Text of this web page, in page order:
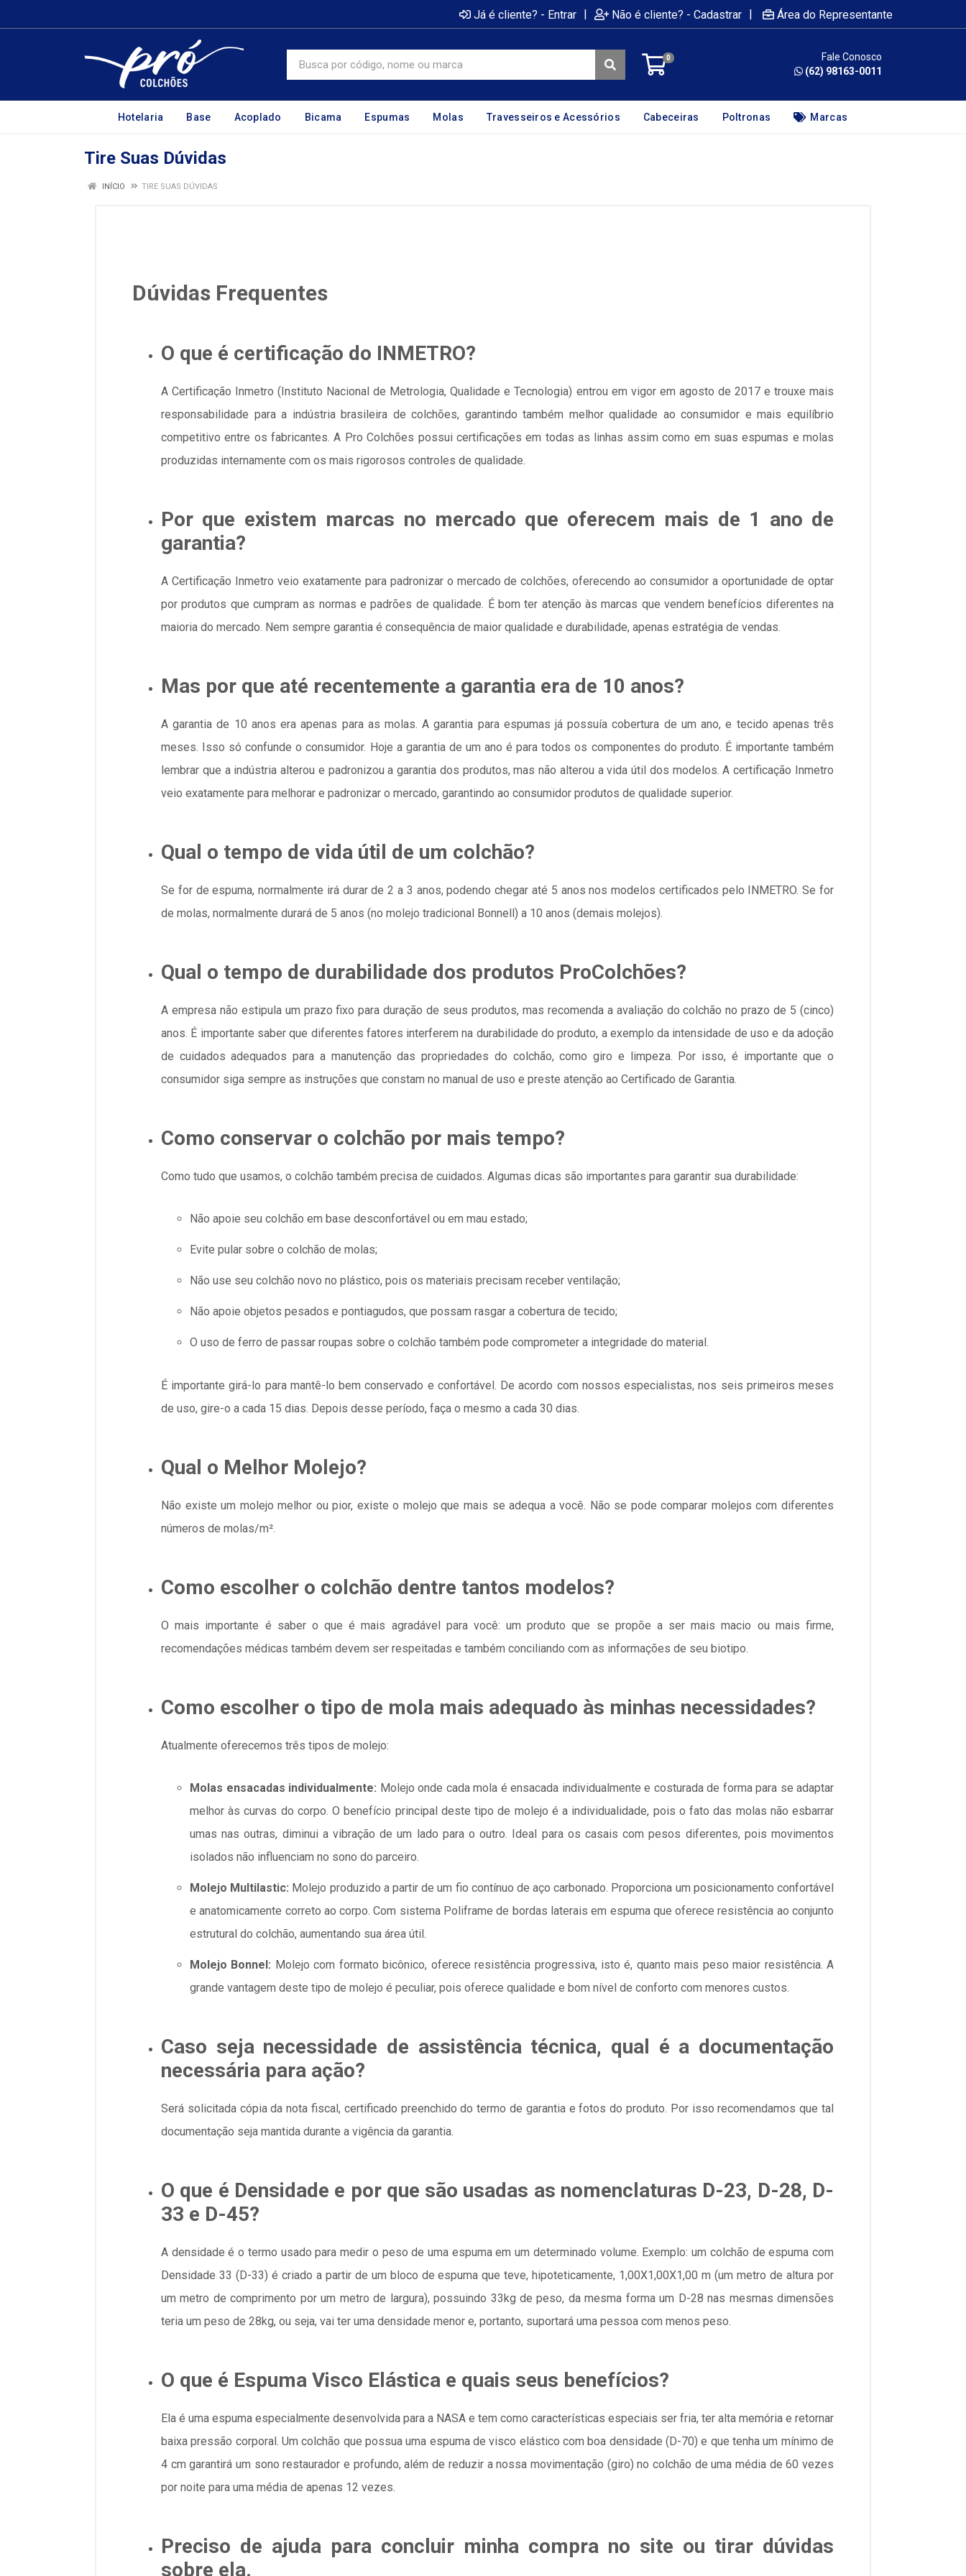
Já é cliente? - Entrar | Não é cliente? - Cadastrar | Área do Representante
0
Fale Conosco
(62) 98163-0011
Hotelaria Base Acoplado Bicama Espumas Molas Travesseiros e Acessórios Cabeceiras Poltronas Marcas
Tire Suas Dúvidas
INÍCIO TIRE SUAS DÚVIDAS
Dúvidas Frequentes
O que é certificação do INMETRO?
A Certificação Inmetro (Instituto Nacional de Metrologia, Qualidade e Tecnologia) entrou em vigor em agosto de 2017 e trouxe mais
responsabilidade para a indústria brasileira de colchões, garantindo também melhor qualidade ao consumidor e mais equilíbrio
competitivo entre os fabricantes. A Pro Colchões possui certificações em todas as linhas assim como em suas espumas e molas
produzidas internamente com os mais rigorosos controles de qualidade.
Por que existem marcas no mercado que oferecem mais de 1 ano de
garantia?
A Certificação Inmetro veio exatamente para padronizar o mercado de colchões, oferecendo ao consumidor a oportunidade de optar
por produtos que cumpram as normas e padrões de qualidade. É bom ter atenção às marcas que vendem benefícios diferentes na
maioria do mercado. Nem sempre garantia é consequência de maior qualidade e durabilidade, apenas estratégia de vendas.
Mas por que até recentemente a garantia era de 10 anos?
A garantia de 10 anos era apenas para as molas. A garantia para espumas já possuía cobertura de um ano, e tecido apenas três
meses. Isso só confunde o consumidor. Hoje a garantia de um ano é para todos os componentes do produto. É importante também
lembrar que a indústria alterou e padronizou a garantia dos produtos, mas não alterou a vida útil dos modelos. A certificação Inmetro
veio exatamente para melhorar e padronizar o mercado, garantindo ao consumidor produtos de qualidade superior.
Qual o tempo de vida útil de um colchão?
Se for de espuma, normalmente irá durar de 2 a 3 anos, podendo chegar até 5 anos nos modelos certificados pelo INMETRO. Se for
de molas, normalmente durará de 5 anos (no molejo tradicional Bonnell) a 10 anos (demais molejos).
Qual o tempo de durabilidade dos produtos ProColchões?
A empresa não estipula um prazo fixo para duração de seus produtos, mas recomenda a avaliação do colchão no prazo de 5 (cinco)
anos. É importante saber que diferentes fatores interferem na durabilidade do produto, a exemplo da intensidade de uso e da adoção
de cuidados adequados para a manutenção das propriedades do colchão, como giro e limpeza. Por isso, é importante que o
consumidor siga sempre as instruções que constam no manual de uso e preste atenção ao Certificado de Garantia.
Como conservar o colchão por mais tempo?
Como tudo que usamos, o colchão também precisa de cuidados. Algumas dicas são importantes para garantir sua durabilidade:
Não apoie seu colchão em base desconfortável ou em mau estado;
Evite pular sobre o colchão de molas;
Não use seu colchão novo no plástico, pois os materiais precisam receber ventilação;
Não apoie objetos pesados ​​e pontiagudos, que possam rasgar a cobertura de tecido;
O uso de ferro de passar roupas sobre o colchão também pode comprometer a integridade do material.
É importante girá-lo para mantê-lo bem conservado e confortável. De acordo com nossos especialistas, nos seis primeiros meses
de uso, gire-o a cada 15 dias. Depois desse período, faça o mesmo a cada 30 dias.
Qual o Melhor Molejo?
Não existe um molejo melhor ou pior, existe o molejo que mais se adequa a você. Não se pode comparar molejos com diferentes
números de molas/m².
Como escolher o colchão dentre tantos modelos?
O mais importante é saber o que é mais agradável para você: um produto que se propõe a ser mais macio ou mais firme,
recomendações médicas também devem ser respeitadas e também conciliando com as informações de seu biotipo.
Como escolher o tipo de mola mais adequado às minhas necessidades?
Atualmente oferecemos três tipos de molejo:
Molas ensacadas individualmente: Molejo onde cada mola é ensacada individualmente e costurada de forma para se adaptar
melhor às curvas do corpo. O benefício principal deste tipo de molejo é a individualidade, pois o fato das molas não esbarrar
umas nas outras, diminui a vibração de um lado para o outro. Ideal para os casais com pesos diferentes, pois movimentos
isolados não influenciam no sono do parceiro.
Molejo Multilastic: Molejo produzido a partir de um fio contínuo de aço carbonado. Proporciona um posicionamento confortável
e anatomicamente correto ao corpo. Com sistema Poliframe de bordas laterais em espuma que oferece resistência ao conjunto
estrutural do colchão, aumentando sua área útil.
Molejo Bonnel: Molejo com formato bicônico, oferece resistência progressiva, isto é, quanto mais peso maior resistência. A
grande vantagem deste tipo de molejo é peculiar, pois oferece qualidade e bom nível de conforto com menores custos.
Caso seja necessidade de assistência técnica, qual é a documentação
necessária para ação?
Será solicitada cópia da nota fiscal, certificado preenchido do termo de garantia e fotos do produto. Por isso recomendamos que tal
documentação seja mantida durante a vigência da garantia.
O que é Densidade e por que são usadas as nomenclaturas D-23, D-28, D-
33 e D-45?
A densidade é o termo usado para medir o peso de uma espuma em um determinado volume. Exemplo: um colchão de espuma com
Densidade 33 (D-33) é criado a partir de um bloco de espuma que teve, hipoteticamente, 1,00X1,00X1,00 m (um metro de altura por
um metro de comprimento por um metro de largura), possuindo 33kg de peso, da mesma forma um D-28 nas mesmas dimensões
teria um peso de 28kg, ou seja, vai ter uma densidade menor e, portanto, suportará uma pessoa com menos peso.
O que é Espuma Visco Elástica e quais seus benefícios?
Ela é uma espuma especialmente desenvolvida para a NASA e tem como características especiais ser fria, ter alta memória e retornar
baixa pressão corporal. Um colchão que possua uma espuma de visco elástico com boa densidade (D-70) e que tenha um mínimo de
4 cm garantirá um sono restaurador e profundo, além de reduzir a nossa movimentação (giro) no colchão de uma média de 60 vezes
por noite para uma média de apenas 12 vezes.
Preciso de ajuda para concluir minha compra no site ou tirar dúvidas
sobre ela.